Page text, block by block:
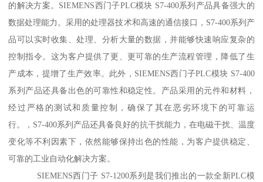
的解决方案。SIEMENS西门子PLC模块 S7-400系列产品具备强大的
数据处理能力。采用的处理器技术和高速的通信接口，S7-400系列产
品可以实时收集、处理、分析大量的数据，并能够快速响应复杂的
控制指令。这为客户提供了更、更可靠的生产流程管理，降低了生
产成本，提增了生产效率。此外，SIEMENS西门子PLC模块 S7-400
系列产品还具备出色的可靠性和稳定性。产品采用的元件和材料，
经过严格的测试和质量控制，确保了其在恶劣环境下的可靠运
行。，S7-400系列产品还具备良好的抗干扰能力，在电磁干扰、温度
变化等不利因素下，依然能够保持出色的性能，为客户提供稳定、
可靠的工业自动化解决方案。
SIEMENS西门子 S7-1200系列是我们推出的一款全新PLC模